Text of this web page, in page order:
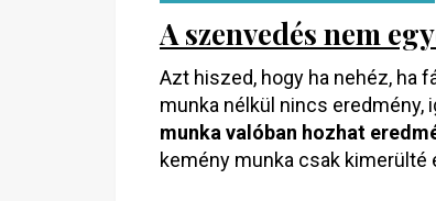
A szenvedés nem
Azt hiszed, hogy ha nehéz, ha
munka nélkül nincs eredmény,
munka valóban hozhat
kemény munka csak